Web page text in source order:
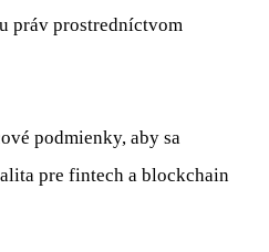
práv prostredníctvom
podmienky, aby sa
pre fintech a blockchain